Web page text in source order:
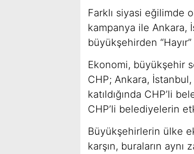
Farklı siyasi eğilimde
kampanya ile Ankara,
büyükşehirden “Hayır”
Ekonomi, büyükşehir
CHP; Ankara,
katıldığında CHP’li
CHP’li belediyelerin
Büyükşehirlerin ülke
karşın, buraların aynı